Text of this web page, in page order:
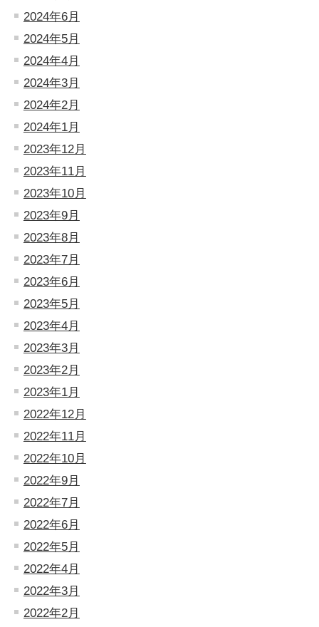
2024年6月
2024年5月
2024年4月
2024年3月
2024年2月
2024年1月
2023年12月
2023年11月
2023年10月
2023年9月
2023年8月
2023年7月
2023年6月
2023年5月
2023年4月
2023年3月
2023年2月
2023年1月
2022年12月
2022年11月
2022年10月
2022年9月
2022年7月
2022年6月
2022年5月
2022年4月
2022年3月
2022年2月